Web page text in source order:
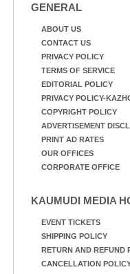
GENERAL
ABOUT US
CONTACT US
PRIVACY POLICY
TERMS OF SERVICE
EDITORIAL POLICY
PRIVACY POLICY-
COPYRIGHT POLICY
ADVERTISEMENT
PRINT AD RATES
OUR OFFICES
CORPORATE OFFICE
KAUMUDI MEDIA
EVENT TICKETS
SHIPPING POLICY
RETURN AND REFUND
CANCELLATION